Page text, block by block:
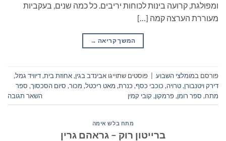
ומפולגת, קרועה בינות לכוחות יריבים. כל כמה שנים, בעקביות
מעוררת הערצה קמה […]
המשך קריאה →
פורסם במומלצי השבוע פוסטים שתוייגו אבינדב בגין,אחוזת בית,דיוויד גמל,
דירק ויטנבורן,טרויה, כוכבי כסף, כנרת, מאט ריכטל, מכור, סיום הסכסוך, ספר
מתח, ספר רומן,פרמקון, קובי קמין השאר תגובה
מתח בלש אימה
ברייטון רוק – גראהם גרין